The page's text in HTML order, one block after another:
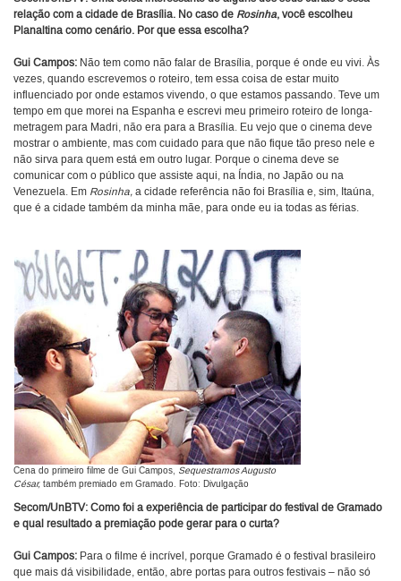
relação com a cidade de Brasília. No caso de Rosinha, você escolheu
Planaltina como cenário. Por que essa escolha?
Gui Campos: Não tem como não falar de Brasília, porque é onde eu vivi. Às
vezes, quando escrevemos o roteiro, tem essa coisa de estar muito
influenciado por onde estamos vivendo, o que estamos passando. Teve um
tempo em que morei na Espanha e escrevi meu primeiro roteiro de longa-
metragem para Madri, não era para a Brasília. Eu vejo que o cinema deve
mostrar o ambiente, mas com cuidado para que não fique tão preso nele e
não sirva para quem está em outro lugar. Porque o cinema deve se
comunicar com o público que assiste aqui, na Índia, no Japão ou na
Venezuela. Em Rosinha, a cidade referência não foi Brasília e, sim, Itaúna,
que é a cidade também da minha mãe, para onde eu ia todas as férias.
Cena do primeiro filme de Gui Campos, Sequestramos Augusto
César, também premiado em Gramado. Foto: Divulgação
Secom/UnBTV: Como foi a experiência de participar do festival de Gramado
e qual resultado a premiação pode gerar para o curta?
Gui Campos: Para o filme é incrível, porque Gramado é o festival brasileiro
que mais dá visibilidade, então, abre portas para outros festivais – não só